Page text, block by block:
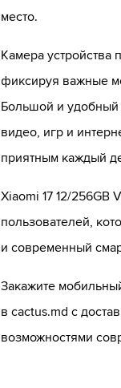
место.
Камера устройства
фиксируя важные
Большой и удобный
видео, игр и
приятным каждый
Xiaomi 17 12/256GB
пользователей,
и современный
Закажите
в cactus.md с
возможностями